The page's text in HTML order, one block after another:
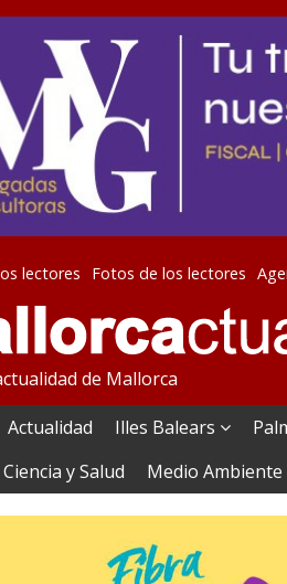
lectores Fotos de los lectores
de Mallorca
Actualidad Illes Balears
Ciencia y Salud Medio Ambiente